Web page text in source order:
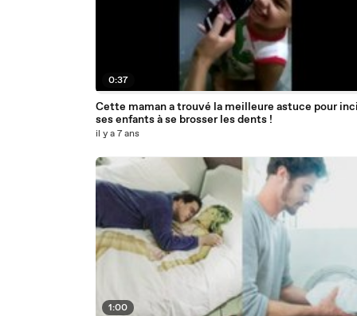
0:37
Cette maman a trouvé la meilleure astuce pour
ses enfants à se brosser les dents !
il y a 7 ans
1:00